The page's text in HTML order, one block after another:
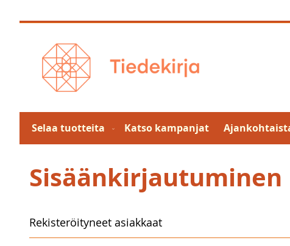
to
Selaa tuotteita Katso kampanjat
Sisäänkirjautuminen
Rekisteröityneet asiakkaat